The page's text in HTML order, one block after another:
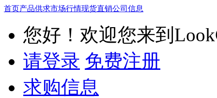
首页产品供求市场行情现货直销公司信息
您好！欢迎您来到
请登录 免费注册
求购信息